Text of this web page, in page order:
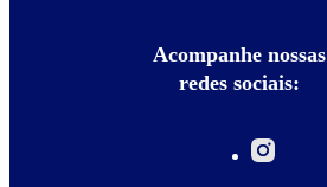
Acompanhe nossas
redes sociais: